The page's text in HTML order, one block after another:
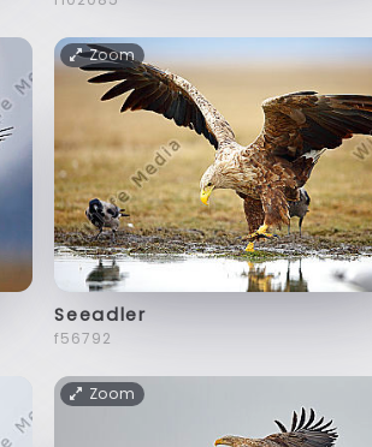
Zoom
Seeadler
f56792
Zoom